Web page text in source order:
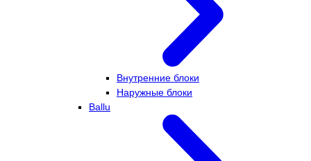
Внутренние блоки
Наружные блоки
Ballu